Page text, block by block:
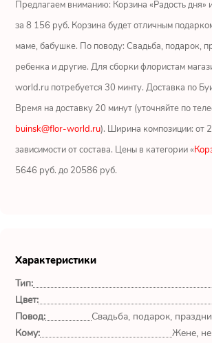
Альстромерии
Герберы
Показать еще
обл.
Спасибо сервису Flor-
world.ru, очень рада что
Предлагаем вниманию: Корзина «Радость дня»
за 8 156 руб. Корзина будет отличным
маме, бабушке. По поводу: Свадьба, подарок,
ребенка и другие. Для сборки флористам
world.ru потребуется 30 минту. Доставка по
Время на доставку 20 минут (уточняйте по
buinsk@flor-world.ru). Ширина композиции: от
зависимости от состава. Цены в категории «
5646 руб. до 20586 руб.
Характеристики
Тип:
Цвет:
Повод:
Свадьба, подарок,
Кому:
Жене,